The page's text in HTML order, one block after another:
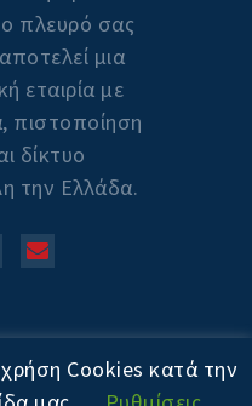
πλευρό σας
μια
εταιρία με
πιστοποίηση
δίκτυο
την Ελλάδα.
All Rights
Cookies κατά την